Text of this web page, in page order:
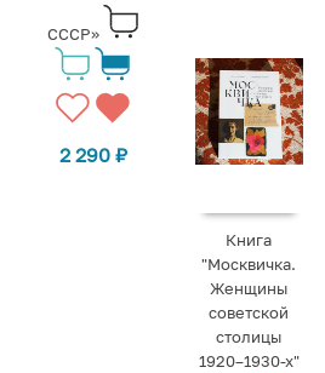
СССР»
2 290 ₽
Книга
"Москвичка.
Женщины
советской
столицы
1920–1930-х"